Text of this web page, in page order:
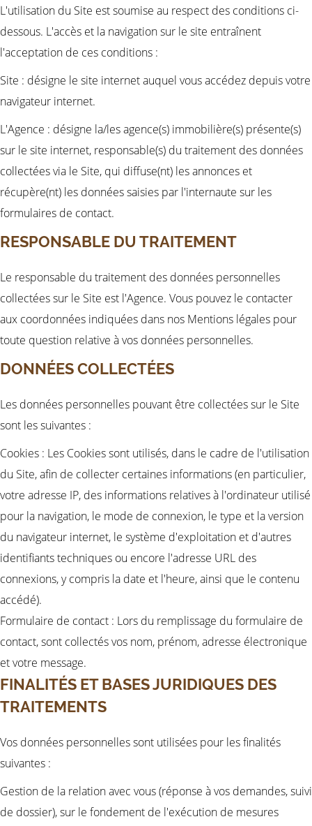
L'utilisation du Site est soumise au respect des conditions ci-
dessous. L'accès et la navigation sur le site entraînent
l'acceptation de ces conditions :
Site : désigne le site internet auquel vous accédez depuis votre
navigateur internet.
L'Agence : désigne la/les agence(s) immobilière(s) présente(s)
sur le site internet, responsable(s) du traitement des données
collectées via le Site, qui diffuse(nt) les annonces et
récupère(nt) les données saisies par l'internaute sur les
formulaires de contact.
RESPONSABLE DU TRAITEMENT
Le responsable du traitement des données personnelles
collectées sur le Site est l'Agence. Vous pouvez le contacter
aux coordonnées indiquées dans nos Mentions légales pour
toute question relative à vos données personnelles.
DONNÉES COLLECTÉES
Les données personnelles pouvant être collectées sur le Site
sont les suivantes :
Cookies : Les Cookies sont utilisés, dans le cadre de l'utilisation
du Site, afin de collecter certaines informations (en particulier,
votre adresse IP, des informations relatives à l'ordinateur utilisé
pour la navigation, le mode de connexion, le type et la version
du navigateur internet, le système d'exploitation et d'autres
identifiants techniques ou encore l'adresse URL des
connexions, y compris la date et l'heure, ainsi que le contenu
accédé).
Formulaire de contact : Lors du remplissage du formulaire de
contact, sont collectés vos nom, prénom, adresse électronique
et votre message.
FINALITÉS ET BASES JURIDIQUES DES
TRAITEMENTS
Vos données personnelles sont utilisées pour les finalités
suivantes :
Gestion de la relation avec vous (réponse à vos demandes, suivi
de dossier), sur le fondement de l'exécution de mesures